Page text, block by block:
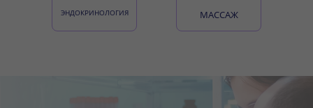
ЭНДОКРИНОЛОГИЯ МАССАЖ